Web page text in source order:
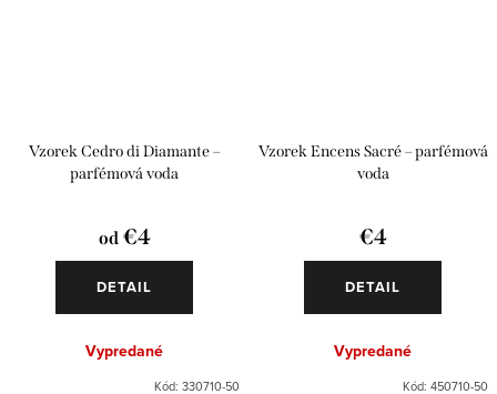
Vzorek Cedro di Diamante –
parfémová voda
od€4
DETAIL
Vypredané
Kód: 330710-50
Vzorek Encens Sacré – parfémová
voda
€4
DETAIL
Vypredané
Kód: 450710-50